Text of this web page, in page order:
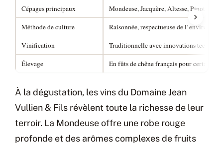
Cépages principaux Mondeuse, Jacquère, Altesse, Pinot
Méthode de culture Raisonnée, respectueuse de
Vinification Traditionnelle avec innovations
Élevage En fûts de chêne français pour certaines
À la dégustation, les vins du Domaine Jean
Vullien & Fils révèlent toute la richesse de leur
terroir. La Mondeuse offre une robe rouge
profonde et des arômes complexes de fruits